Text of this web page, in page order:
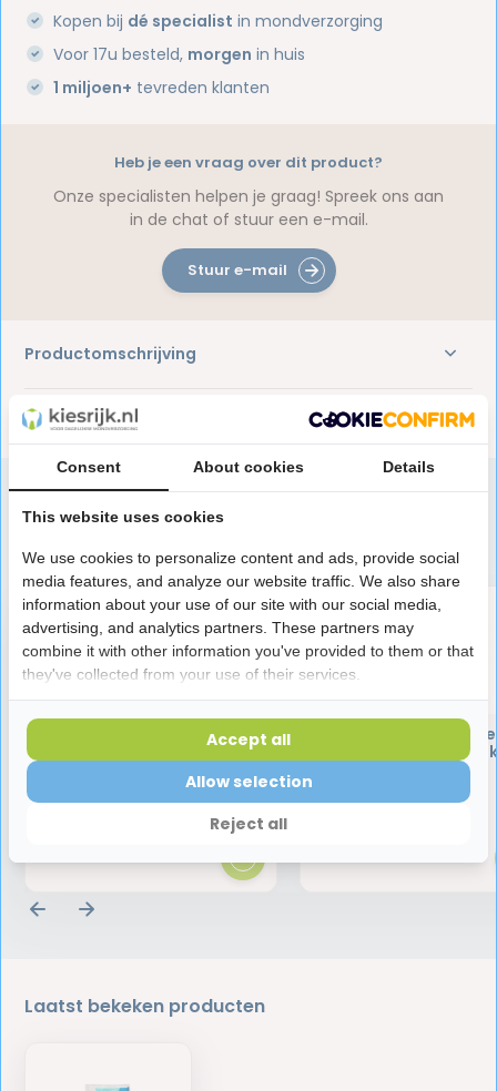
Kopen bij dé specialist in mondverzorging
Voor 17u besteld, morgen in huis
1 miljoen+ tevreden klanten
Productomschrijving
Reviews
Heb je een vraag over dit product?
Onze specialisten helpen je graag! Spreek ons aan
in de chat of stuur een e-mail.
Stuur e-mail
Speciaal aanbevolen voor jou
TePe Gingival Gel | 20 ml
4,99
TePe Ragers
mm Blauw | 25
11,90
Laatst bekeken producten
Consent About cookies Details
This website uses cookies
We use cookies to personalize content and ads, provide social
media features, and analyze our website traffic. We also share
information about your use of our site with our social media,
advertising, and analytics partners. These partners may
combine it with other information you've provided to them or that
they've collected from your use of their services.
Reject all
Allow selection
Accept all